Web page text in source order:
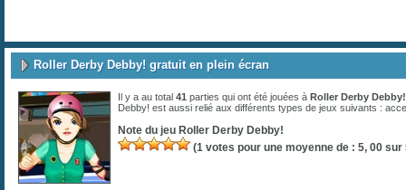
Roller Derby Debby! gratuit en plein écran
Il y a au total 41 parties qui ont été jouées à Roller Derby Debby!
Debby! est aussi relié aux différents types de jeux suivants :
Note du jeu Roller Derby Debby!
(1 votes pour une moyenne de : 5, 00 sur